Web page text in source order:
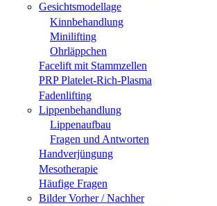
Gesichtsmodellage
Kinnbehandlung
Minilifting
Ohrläppchen
Facelift mit Stammzellen
PRP Platelet-Rich-Plasma
Fadenlifting
Lippenbehandlung
Lippenaufbau
Fragen und Antworten
Handverjüngung
Mesotherapie
Häufige Fragen
Bilder Vorher / Nachher